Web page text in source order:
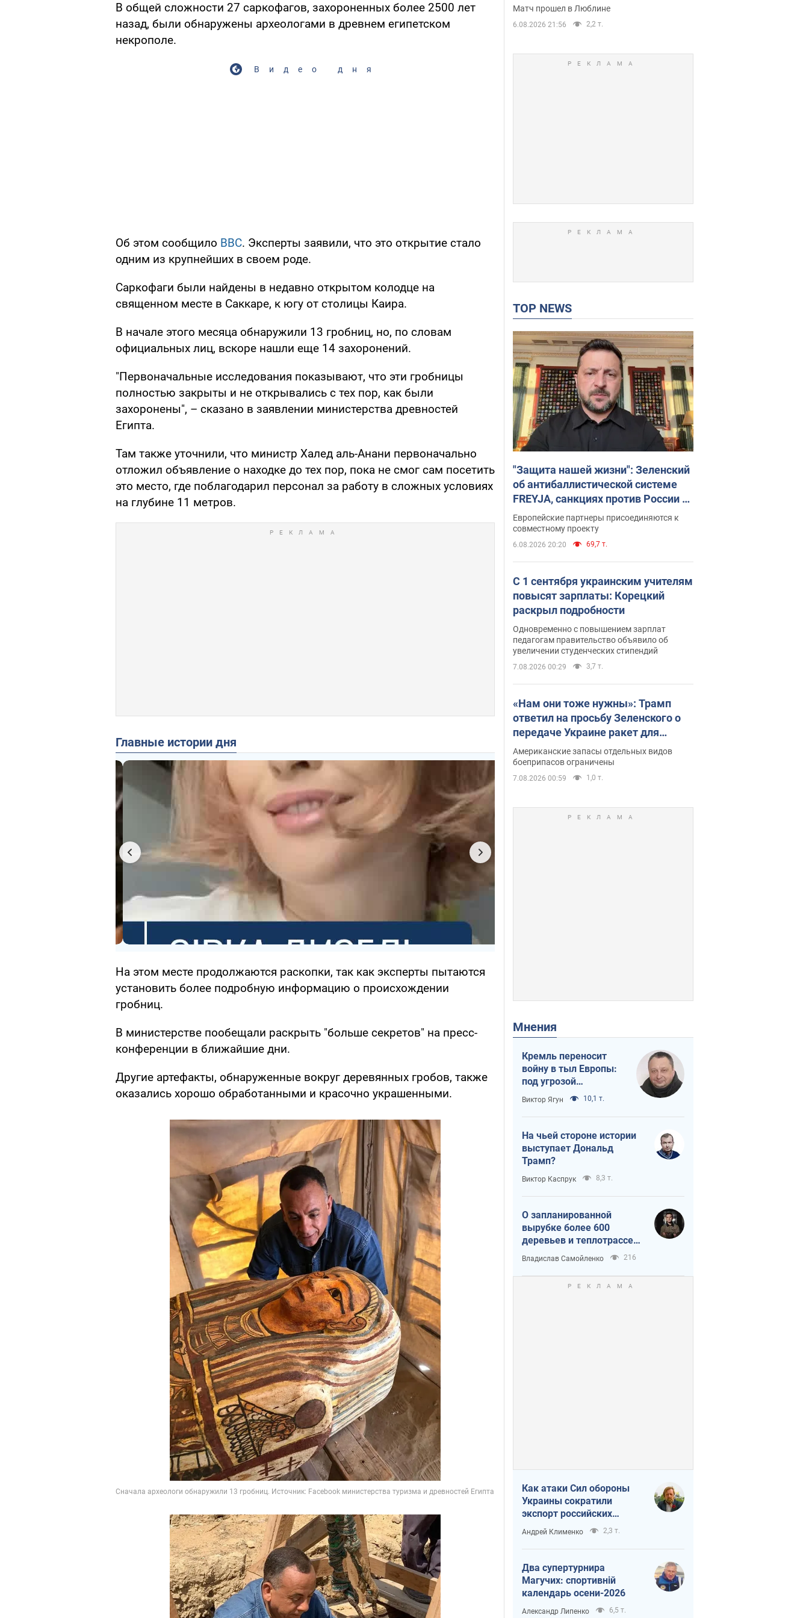
В общей сложности 27 саркофагов, захороненных более 2500 лет
назад, были обнаружены археологами в древнем египетском
некрополе.
Видео дня
Об этом сообщило BBC. Эксперты заявили, что это открытие стало
одним из крупнейших в своем роде.
Саркофаги были найдены в недавно открытом колодце на
священном месте в Саккаре, к югу от столицы Каира.
В начале этого месяца обнаружили 13 гробниц, но, по словам
официальных лиц, вскоре нашли еще 14 захоронений.
"Первоначальные исследования показывают, что эти гробницы
полностью закрыты и не открывались с тех пор, как были
захоронены", – сказано в заявлении министерства древностей
Египта.
Там также уточнили, что министр Халед аль-Анани первоначально
отложил объявление о находке до тех пор, пока не смог сам посетить
это место, где поблагодарил персонал за работу в сложных условиях
на глубине 11 метров.
Главные истории дня
На этом месте продолжаются раскопки, так как эксперты пытаются
установить более подробную информацию о происхождении
гробниц.
В министерстве пообещали раскрыть "больше секретов" на пресс-
конференции в ближайшие дни.
Другие артефакты, обнаруженные вокруг деревянных гробов, также
оказались хорошо обработанными и красочно украшенными.
Матч прошел в Люблине
6.08.2026 21:56 2,2 т.
TOP NEWS
"Защита нашей жизни": Зеленский
об антибаллистической системе
FREYJA, санкциях против России и
поддержке аграриев. Видео
Европейские партнеры присоединяются к
совместному проекту
6.08.2026 20:20 69,7 т.
С 1 сентября украинским учителям
повысят зарплаты: Корецкий
раскрыл подробности
Одновременно с повышением зарплат
педагогам правительство объявило об
увеличении студенческих стипендий
7.08.2026 00:29 3,7 т.
«Нам они тоже нужны»: Трамп
ответил на просьбу Зеленского о
передаче Украине ракет для
Patriot
Американские запасы отдельных видов
боеприпасов ограничены
7.08.2026 00:59 1,0 т.
Мнения
Кремль переносит
войну в тыл Европы:
под угрозой
критическая
логистика
Виктор Ягун 10,1 т.
На чьей стороне истории
выступает Дональд
Трамп?
Виктор Каспрук 8,3 т.
О запланированной
вырубке более 600
деревьев и теплотрассе:
что происходит на
Теремках в Киеве
Владислав Самойленко 216
Как атаки Сил обороны
Украины сократили
экспорт российских
нефтепродуктов
Андрей Клименко 2,3 т.
Два супертурнира
Магучих: спортивній
календарь осени-2026
Александр Липенко 6,5 т.